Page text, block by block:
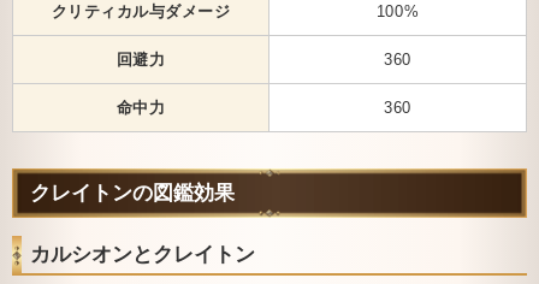
クリティカル与ダメージ 100%
回避力 360
命中力 360
クレイトンの図鑑効果
カルシオンとクレイトン